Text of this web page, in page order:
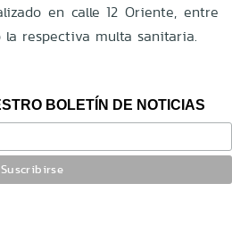
en calle 12 Oriente, entre
la respectiva multa sanitaria.
BOLETÍN DE NOTICIAS